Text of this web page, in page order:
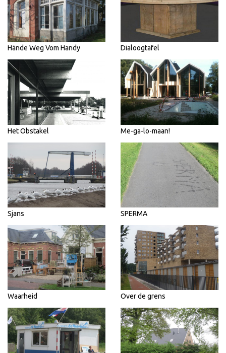
Hände Weg Vom Handy Dialoogtafel
Het Obstakel Me-ga-lo-maan!
Sjans SPERMA
Waarheid Over de grens